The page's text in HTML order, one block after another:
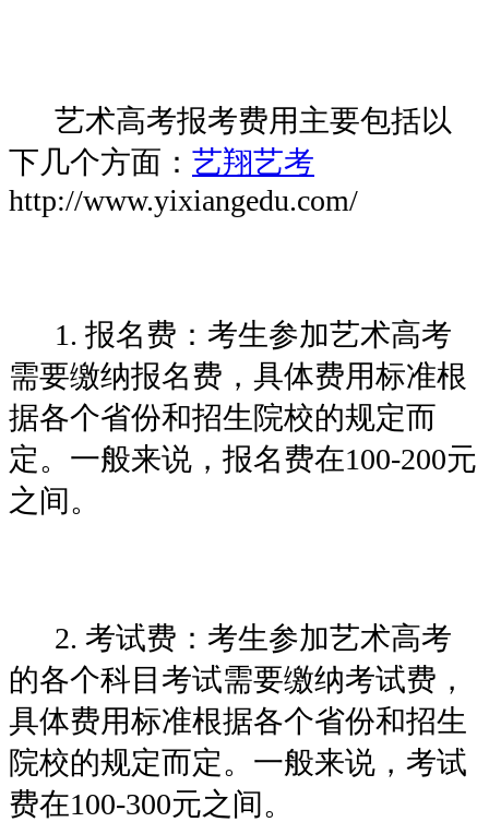
艺术高考报考费用主要包括以
下几个方面： 艺翔艺考
http://www.yixiangedu.com/
1. 报名费：考生参加艺术高考
需要缴纳报名费，具体费用标准根
据各个省份和招生院校的规定而
定。一般来说，报名费在100-200元
之间。
2. 考试费：考生参加艺术高考
的各个科目考试需要缴纳考试费，
具体费用标准根据各个省份和招生
院校的规定而定。一般来说，考试
费在100-300元之间。